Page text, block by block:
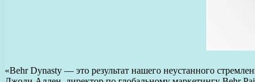
«Behr Dynasty — это результат нашего неустанного